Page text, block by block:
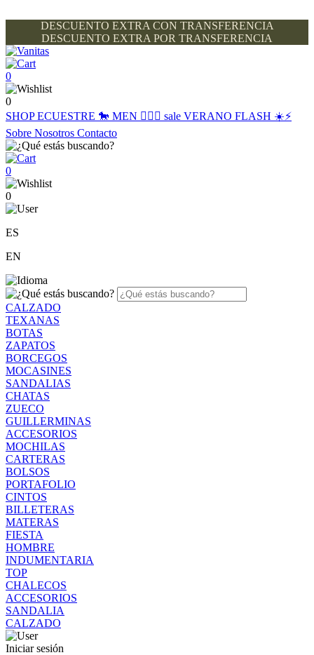
DESCUENTO EXTRA CON TRANSFERENCIA
DESCUENTO EXTRA POR TRANSFERENCIA
0
0
SHOPECUESTRE 🐎 MEN 🙋🏽‍♂️ sale VERANO FLASH ☀️⚡️
Sobre Nosotros Contacto
0
0
ES
EN
CALZADO
TEXANAS
BOTAS
ZAPATOS
BORCEGOS
MOCASINES
SANDALIAS
CHATAS
ZUECO
GUILLERMINAS
ACCESORIOS
MOCHILAS
CARTERAS
BOLSOS
PORTAFOLIO
CINTOS
BILLETERAS
MATERAS
FIESTA
HOMBRE
INDUMENTARIA
TOP
CHALECOS
ACCESORIOS
SANDALIA
CALZADO
Iniciar sesión